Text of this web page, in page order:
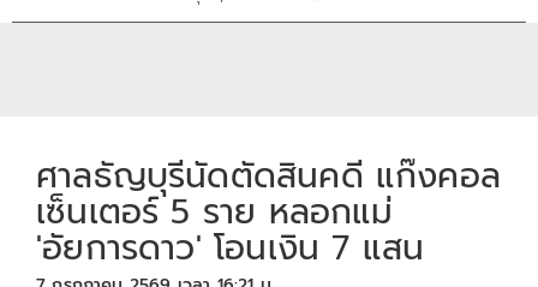
ศาลธัญบุรีนัดตัดสินคดี แก๊งคอล
เซ็นเตอร์ 5 ราย หลอกแม่
'อัยการดาว' โอนเงิน 7 แสน